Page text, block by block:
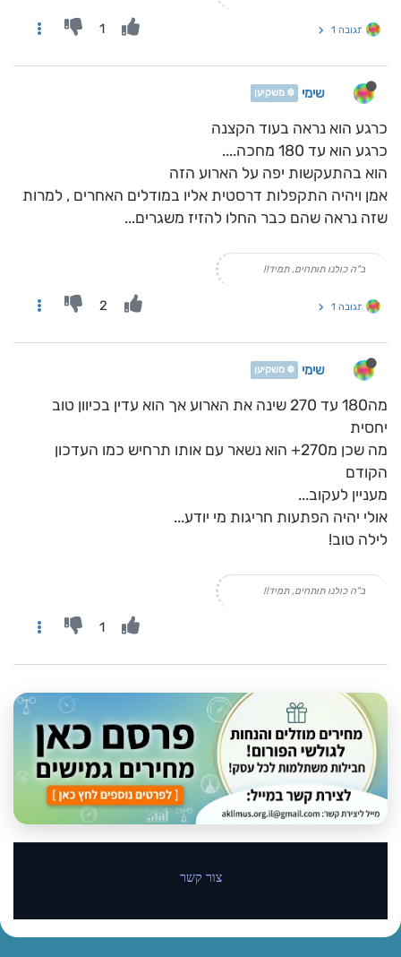
תגובה 1 1
שימי ❄️ משקיען
כרגע הוא נראה בעוד הקצנה
כרגע הוא עד 180 מחכה....
הוא בהתעקשות יפה על הארוע הזה
אמן ויהיה התקפלות דרסטית אליו במודלים האחרים , למרות
שזה נראה שהם כבר החלו להזיז משגרים...
ב"ה כולנו תותחים, תמיד!!
תגובה 1 2
שימי ❄️ משקיען
מה180 עד 270 שינה את הארוע אך הוא עדין בכיוון טוב
יחסית
מה שכן מ270+ הוא נשאר עם אותו תרחיש כמו העדכון
הקודם
מעניין לעקוב...
אולי יהיה הפתעות חריגות מי יודע...
לילה טוב!
ב"ה כולנו תותחים, תמיד!!
1
צור קשר